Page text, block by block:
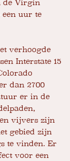
de Virgin
uur te
verhoogde
Interstate 15
dan 2700
er in de
vijvers zijn
gebied zijn
te vinden. Er
voor een